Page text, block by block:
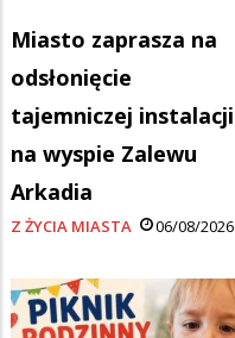
Miasto zaprasza na
odsłonięcie
tajemniczej instalacji
na wyspie Zalewu
Arkadia
Z ŻYCIA MIASTA 06/08/2026